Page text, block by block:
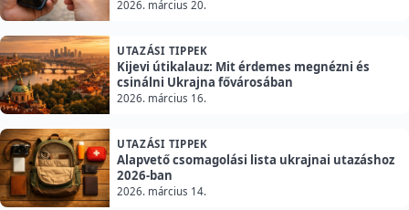
2026. március 20.
UTAZÁSI TIPPEK
Kijevi útikalauz: Mit érdemes megnézni és
csinálni Ukrajna fővárosában
2026. március 16.
UTAZÁSI TIPPEK
Alapvető csomagolási lista ukrajnai utazáshoz
2026-ban
2026. március 14.